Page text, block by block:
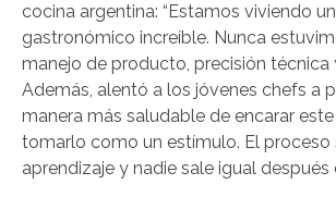
cocina argentina: “Estamos viviendo
gastronómico increíble. Nunca
manejo de producto, precisión técnica
Además, alentó a los jóvenes chefs a
manera más saludable de encarar
tomarlo como un estímulo. El proceso
aprendizaje y nadie sale igual después